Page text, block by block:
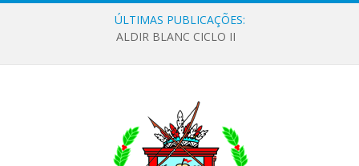
ÚLTIMAS PUBLICAÇÕES:
ALDIR BLANC CICLO II